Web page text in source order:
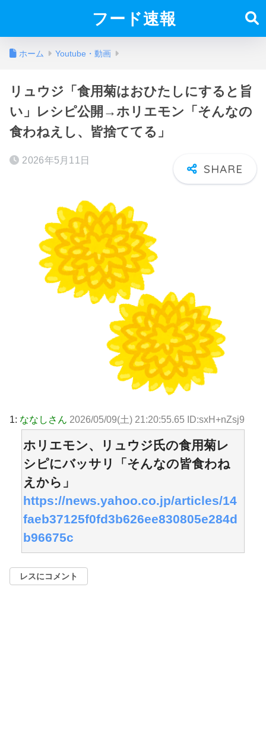
フード速報
ホーム Youtube・動画
リュウジ「食用菊はおひたしにすると旨
い」レシピ公開→ホリエモン「そんなの
食わねえし、皆捨ててる」
2026年5月11日
1: ななしさん 2026/05/09(土) 21:20:55.65 ID:sxH+nZsj9
ホリエモン、リュウジ氏の食用菊レ
シピにバッサリ「そんなの皆食わね
えから」
https://news.yahoo.co.jp/articles/14
faeb37125f0fd3b626ee830805e284d
b96675c
レスにコメント